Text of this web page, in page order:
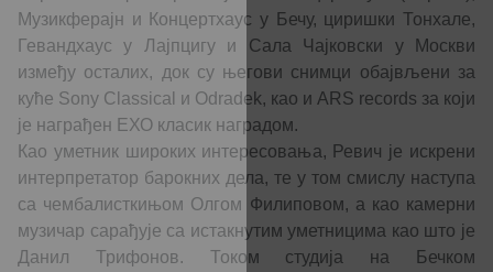
Музикферајн и Концертхаус у Бечу, циришки Тонхале,
Гевандхаус у Лајпцигу и Сала Чајковски у Москви
између осталих, док су његови снимци обајвљени за
куће Sony Classical и Odradek, као и ARS records за који
је награђен ЕХО класик наградом.
Као уметник широких интересовања, Ревич је искрени
интерпретатор барокних дела, те у том смислу наступа
са чембалисткињом Олгом Филиповом, а као камерни
музичар сарађује са истакнутим уметницима као што је
Данил Трифонов. Током студија на Бечком